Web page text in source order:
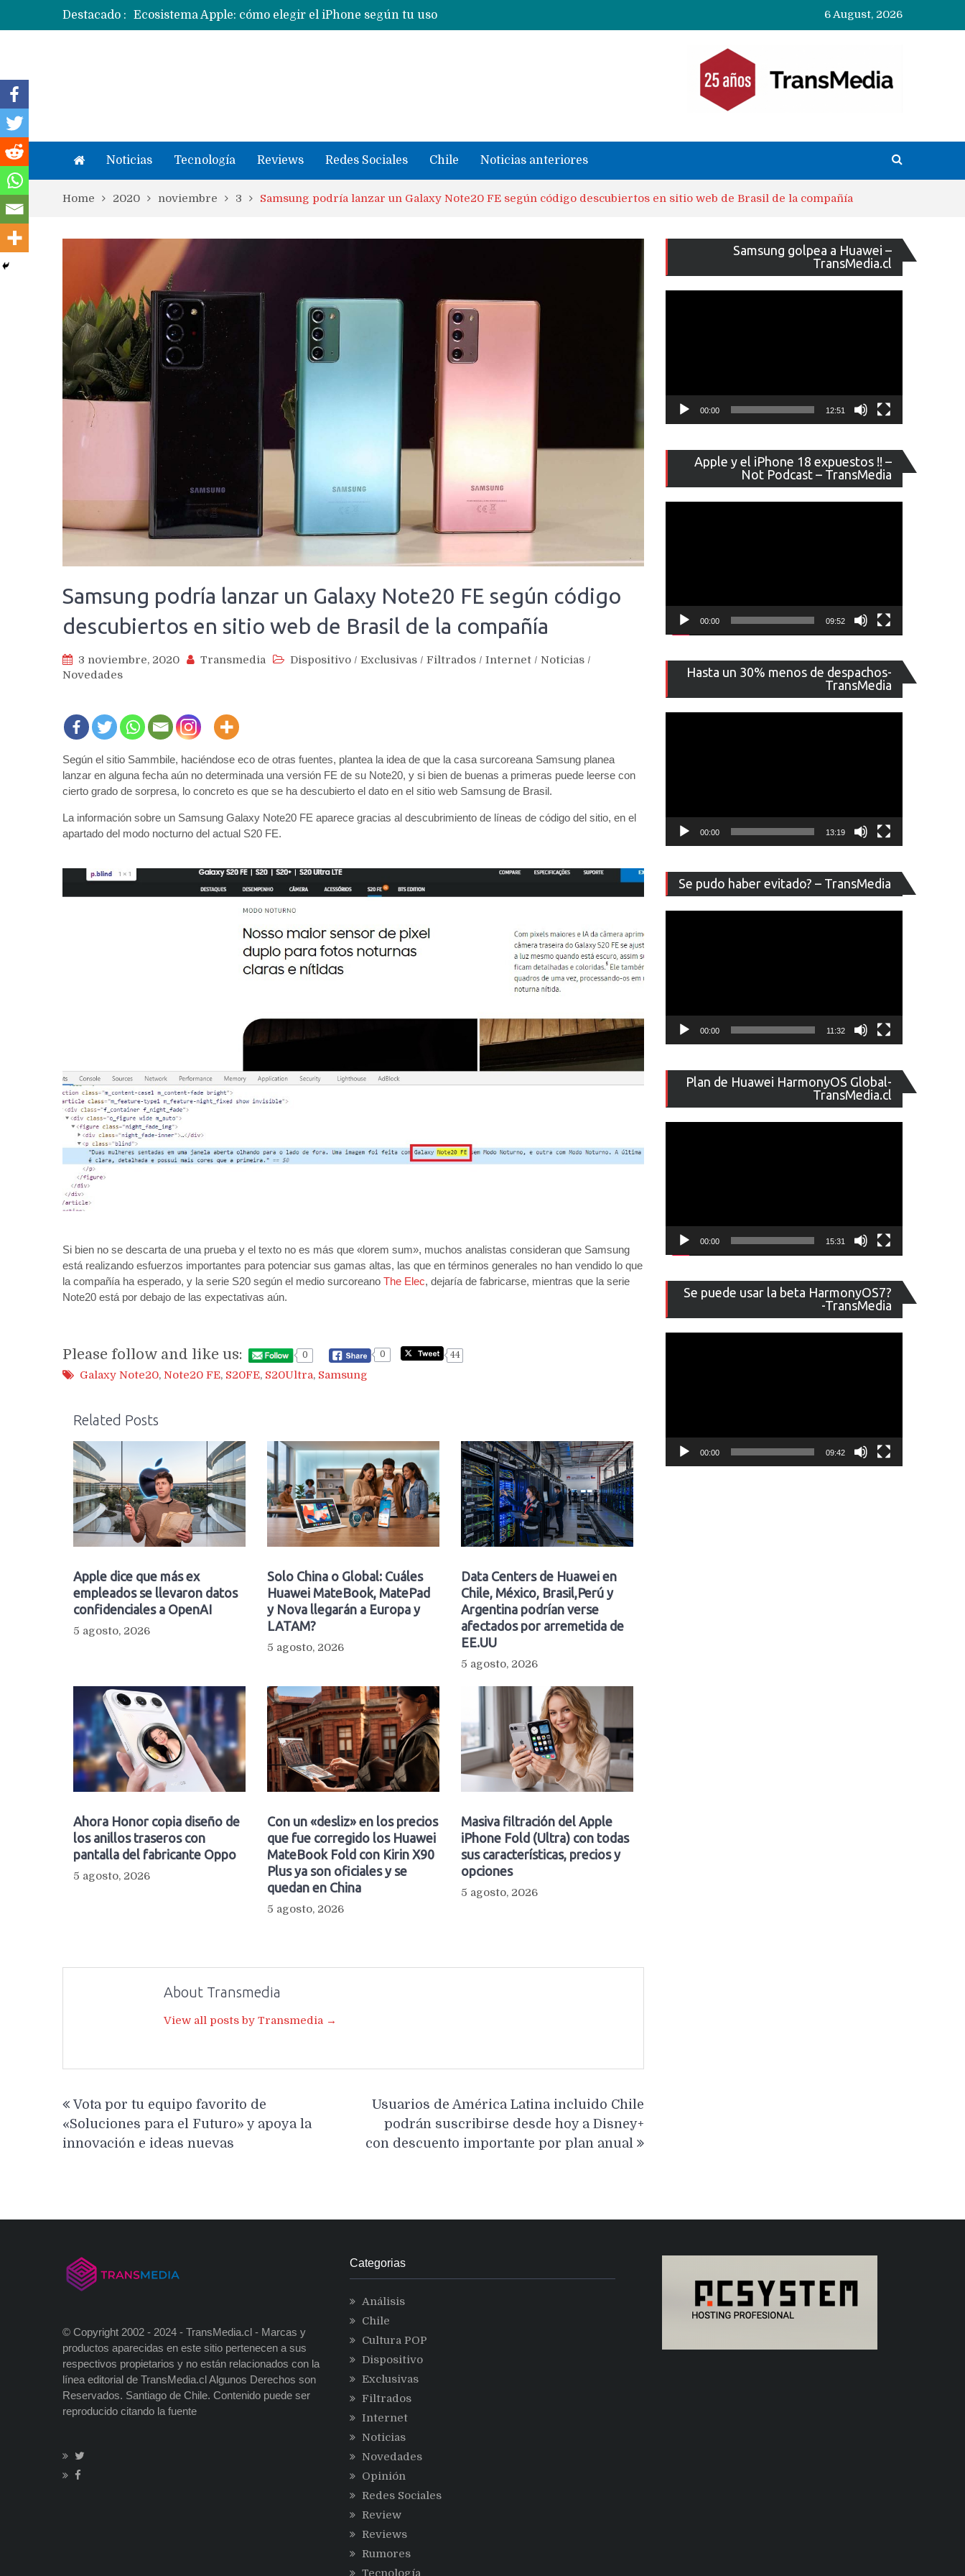
Destacado :
Apple dice que más ex empleados se llevaron datos confidenciales a OpenAI
6 August, 2026
Noticias Tecnología Reviews Redes Sociales Chile Noticias anteriores
Home 2020 noviembre 3 Samsung podría lanzar un Galaxy Note20 FE según código descubiertos en sitio web de Brasil de la compañía
Samsung podría lanzar un Galaxy Note20 FE según código
descubiertos en sitio web de Brasil de la compañía
3 noviembre, 2020 Transmedia Dispositivo / Exclusivas / Filtrados / Internet / Noticias /
Novedades
Según el sitio Sammbile, haciéndose eco de otras fuentes, plantea la idea de que la casa surcoreana Samsung planea
lanzar en alguna fecha aún no determinada una versión FE de su Note20, y si bien de buenas a primeras puede leerse con
cierto grado de sorpresa, lo concreto es que se ha descubierto el dato en el sitio web Samsung de Brasil.
La información sobre un Samsung Galaxy Note20 FE aparece gracias al descubrimiento de líneas de código del sitio, en el
apartado del modo nocturno del actual S20 FE.
Si bien no se descarta de una prueba y el texto no es más que «lorem sum», muchos analistas consideran que Samsung
está realizando esfuerzos importantes para potenciar sus gamas altas, las que en términos generales no han vendido lo que
la compañía ha esperado, y la serie S20 según el medio surcoreano The Elec, dejaría de fabricarse, mientras que la serie
Note20 está por debajo de las expectativas aún.
Please follow and like us: 0 0 44
Galaxy Note20, Note20 FE, S20FE, S20Ultra, Samsung
Related Posts
Apple dice que más ex
empleados se llevaron datos
confidenciales a OpenAI
5 agosto, 2026
Solo China o Global: Cuáles
Huawei MateBook, MatePad
y Nova llegarán a Europa y
LATAM?
5 agosto, 2026
Data Centers de Huawei en
Chile, México, Brasil,Perú y
Argentina podrían verse
afectados por arremetida de
EE.UU
5 agosto, 2026
Ahora Honor copia diseño de
los anillos traseros con
pantalla del fabricante Oppo
5 agosto, 2026
Con un «desliz» en los precios
que fue corregido los Huawei
MateBook Fold con Kirin X90
Plus ya son oficiales y se
quedan en China
5 agosto, 2026
Masiva filtración del Apple
iPhone Fold (Ultra) con todas
sus características, precios y
opciones
5 agosto, 2026
About Transmedia
View all posts by Transmedia →
de
entradas
Vota por tu equipo favorito de
«Soluciones para el Futuro» y apoya la
innovación e ideas nuevas
Usuarios de América Latina incluido Chile
podrán suscribirse desde hoy a Disney+
con descuento importante por plan anual
Samsung golpea a Huawei –
TransMedia.cl
de
vídeo
00:00 12:51
Apple y el iPhone 18 expuestos !! –
Not Podcast – TransMedia
de
vídeo
00:00 09:52
Hasta un 30% menos de despachos-
TransMedia
de
vídeo
00:00 13:19
Se pudo haber evitado? – TransMedia
de
vídeo
00:00 11:32
Plan de Huawei HarmonyOS Global-
TransMedia.cl
de
vídeo
00:00 15:31
Se puede usar la beta HarmonyOS7?
-TransMedia
de
vídeo
00:00 09:42
© Copyright 2002 - 2024 - TransMedia.cl - Marcas y
productos aparecidas en este sitio pertenecen a sus
respectivos propietarios y no están relacionados con la
línea editorial de TransMedia.cl Algunos Derechos son
Reservados. Santiago de Chile. Contenido puede ser
reproducido citando la fuente
Categorias
Análisis
Chile
Cultura POP
Dispositivo
Exclusivas
Filtrados
Internet
Noticias
Novedades
Opinión
Redes Sociales
Review
Reviews
Rumores
Tecnología